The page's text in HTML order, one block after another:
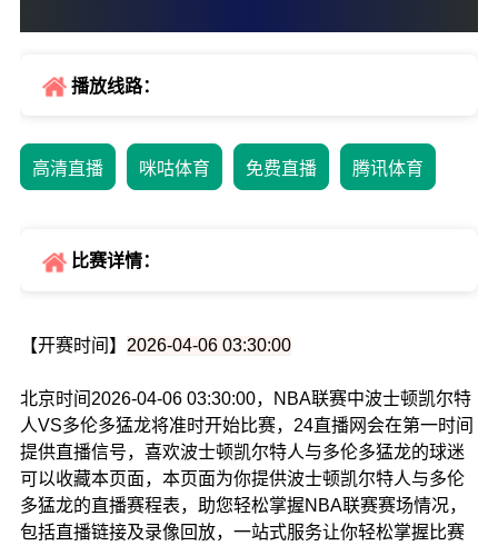
完赛
播放线路：
高清直播 咪咕体育 免费直播 腾讯体育
比赛详情：
【开赛时间】 2026-04-06 03:30:00
北京时间2026-04-06 03:30:00，NBA联赛中波士顿凯尔特
人VS多伦多猛龙将准时开始比赛，24直播网会在第一时间
提供直播信号，喜欢波士顿凯尔特人与多伦多猛龙的球迷
可以收藏本页面，本页面为你提供波士顿凯尔特人与多伦
多猛龙的直播赛程表，助您轻松掌握NBA联赛赛场情况，
包括直播链接及录像回放，一站式服务让你轻松掌握比赛